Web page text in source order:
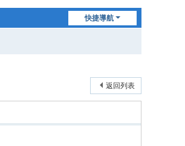
快捷導航
返回列表